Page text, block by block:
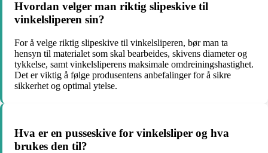
Hvordan velger man riktig slipeskive til
vinkelsliperen sin?
For å velge riktig slipeskive til vinkelsliperen, bør man ta
hensyn til materialet som skal bearbeides, skivens diameter og
tykkelse, samt vinkelsliperens maksimale omdreiningshastighet.
Det er viktig å følge produsentens anbefalinger for å sikre
sikkerhet og optimal ytelse.
Hva er en pusseskive for vinkelsliper og hva
brukes den til?